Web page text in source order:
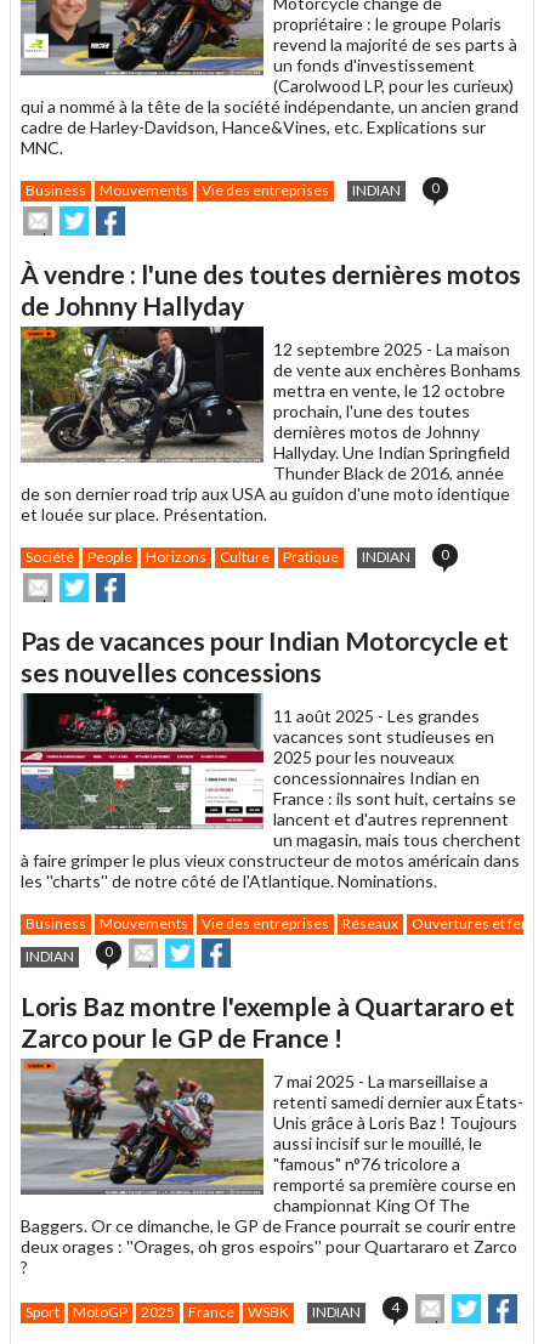
propriétaire : le groupe Polaris
revend la majorité de ses parts à
un fonds d'investissement
(Carolwood LP, pour les curieux)
qui a nommé à la tête de la société indépendante, un ancien grand
cadre de Harley-Davidson, Hance&Vines, etc. Explications sur
MNC.
Business Mouvements Vie des entreprises INDIAN 0
Envoyer
cet
article
à
un
ami
Partager
sur
sur
À vendre : l'une des toutes dernières motos
de Johnny Hallyday
12 septembre 2025 - La maison
de vente aux enchères Bonhams
mettra en vente, le 12 octobre
prochain, l'une des toutes
dernières motos de Johnny
Hallyday. Une Indian Springfield
Thunder Black de 2016, année
de son dernier road trip aux USA au guidon d'une moto identique
et louée sur place. Présentation.
Société People Horizons Culture Pratique INDIAN 0
Envoyer
cet
à
un
ami
Partager
sur
sur
Pas de vacances pour Indian Motorcycle et
ses nouvelles concessions
11 août 2025 - Les grandes
vacances sont studieuses en
2025 pour les nouveaux
concessionnaires Indian en
France : ils sont huit, certains se
lancent et d'autres reprennent
un magasin, mais tous cherchent
à faire grimper le plus vieux constructeur de motos américain dans
les ''charts'' de notre côté de l'Atlantique. Nominations.
Business Mouvements Vie des entreprises Réseaux
Ouvertures et
INDIAN
0
Envoyer
cet
à
un
ami
Partager
sur sur
Loris Baz montre l'exemple à Quartararo et
Zarco pour le GP de France !
7 mai 2025 - La marseillaise a
retenti samedi dernier aux États-
Unis grâce à Loris Baz ! Toujours
aussi incisif sur le mouillé, le
"famous" n°76 tricolore a
remporté sa première course en
championnat King Of The
Baggers. Or ce dimanche, le GP de France pourrait se courir entre
deux orages : ''Orages, oh gros espoirs'' pour Quartararo et Zarco
?
Sport MotoGP 2025 France WSBK INDIAN 4
Envoyer
cet sur sur